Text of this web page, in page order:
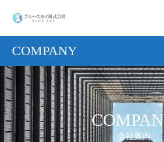
COMPANY
会社案内